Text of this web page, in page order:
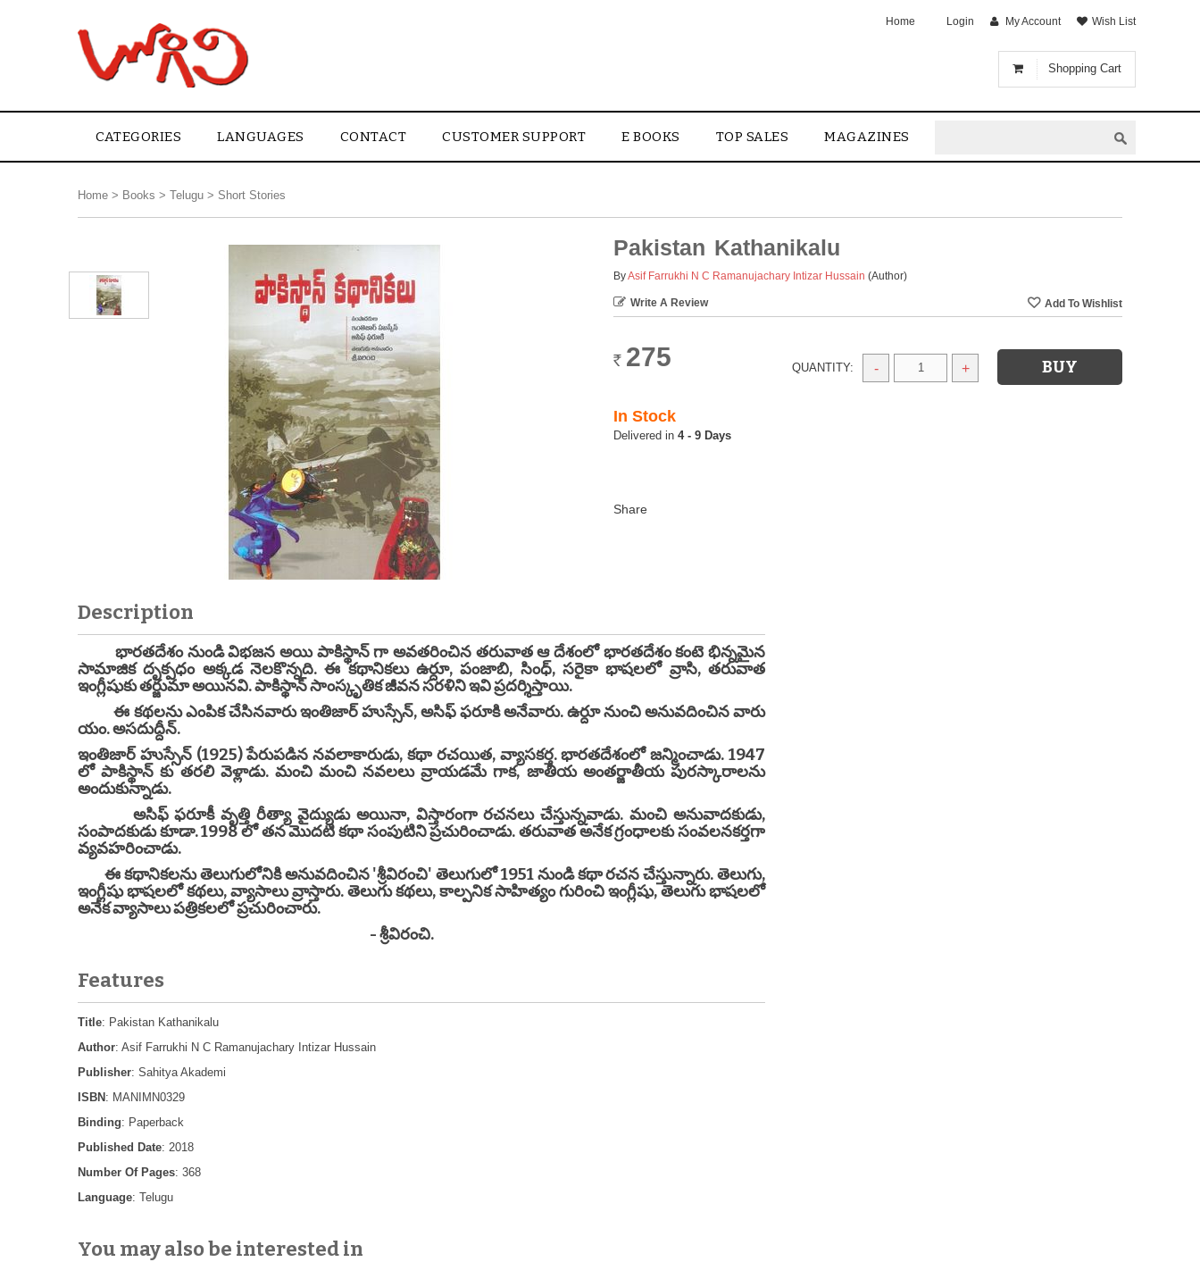
Shopping Cart
Home Login My Account Wish List
CATEGORIES LANGUAGES CONTACT CUSTOMER SUPPORT E BOOKS TOP SALES MAGAZINES
Home > Books > Telugu > Short Stories
Pakistan Kathanikalu
ByAsif Farrukhi N C Ramanujachary Intizar Hussain (Author)
Write A Review
Rs. 275 QUANTITY: - +
In Stock
4 - 9 Days
Description
భారతదేశం నుండి విభజన అయి పాకిస్థాన్ గా అవతరించిన తరువాత ఆ దేశంలో భారతదేశం కంటె భిన్నమైన
సామాజిక దృక్పధం అక్కడ నెలకొన్నది. ఈ కథానికలు ఉర్దూ, పంజాబి, సింధ్, సరైకా భాషలలో వ్రాసి, తరువాత
ఇంగ్లీషుకు తర్జుమా అయినవి. పాకిస్థాన్ సాంస్కృతిక జీవన సరళిని ఇవి ప్రదర్శిస్తాయి.
ఈ కథలను ఎంపిక చేసినవారు ఇంతిజార్ హుస్సేన్, అసిఫ్ ఫరూకి అనేవారు. ఉర్దూ నుంచి అనువదించిన వారు
యం. అసదుద్దీన్.
ఇంతిజార్ హుస్సేన్ (1925) పేరుపడిన నవలాకారుడు, కథా రచయిత, వ్యాసకర్త. భారతదేశంలో జన్మించాడు. 1947
లో పాకిస్థాన్ కు తరలి వెళ్లాడు. మంచి మంచి నవలలు వ్రాయడమే గాక, జాతీయ అంతర్జాతీయ పురస్కారాలను
అందుకున్నాడు.
అసిఫ్ ఫరూకీ వృత్తి రీత్యా వైద్యుడు అయినా, విస్తారంగా రచనలు చేస్తున్నవాడు. మంచి అనువాదకుడు,
సంపాదకుడు కూడా. 1998 లో తన మొదటి కథా సంపుటిని ప్రచురించాడు. తరువాత అనేక గ్రంధాలకు సంవలనకర్తగా
వ్యవహరించాడు.
ఈ కథానికలను తెలుగులోనికి అనువదించిన 'శ్రీవిరంచి' తెలుగులో 1951 నుండి కథా రచన చేస్తున్నారు. తెలుగు,
ఇంగ్లీషు భాషలలో కథలు, వ్యాసాలు వ్రాస్తారు. తెలుగు కథలు, కాల్పనిక సాహిత్యం గురించి ఇంగ్లీషు, తెలుగు భాషలలో
అనేక వ్యాసాలు పత్రికలలో ప్రచురించారు.
- శ్రీవిరంచి.
Features
Title: Pakistan Kathanikalu
Author: Asif Farrukhi N C Ramanujachary Intizar Hussain
Publisher: Sahitya Akademi
ISBN : MANIMN0329
Binding: Paperback
Published Date: 2018
Number Of Pages: 368
Language: Telugu
You may also be interested in